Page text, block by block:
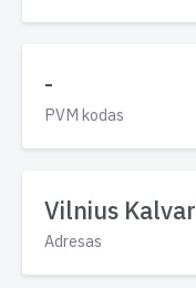
-
PVM kodas
Vilnius
Adresas